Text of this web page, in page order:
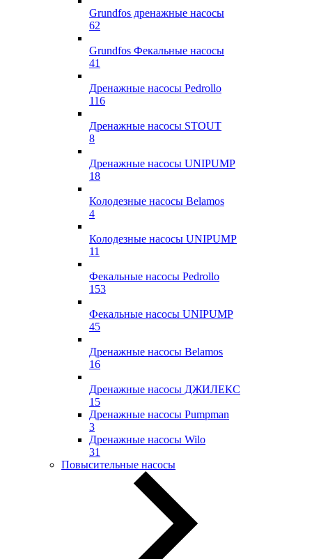
Grundfos дренажные насосы
62
Grundfos Фекальные насосы
41
Дренажные насосы Pedrollo
116
Дренажные насосы STOUT
8
Дренажные насосы UNIPUMP
18
Колодезные насосы Belamos
4
Колодезные насосы UNIPUMP
11
Фекальные насосы Pedrollo
153
Фекальные насосы UNIPUMP
45
Дренажные насосы Belamos
16
Дренажные насосы ДЖИЛЕКС
15
Дренажные насосы Pumpman
3
Дренажные насосы Wilo
31
Повысительные насосы